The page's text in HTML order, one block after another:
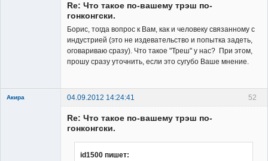
Re: Что такое по-вашему трэш по-
гонконгски.
Борис, тогда вопрос к Вам, как и человеку связанному с
индустрией (это не издевательство и попытка задеть,
оговариваю сразу). Что такое "Треш" у нас? При этом,
прошу сразу уточнить, если это сугубо Ваше мнение.
52
Акира 04.09.2012 14:24:41
Re: Что такое по-вашему трэш по-
гонконгски.
id1500 пишет: